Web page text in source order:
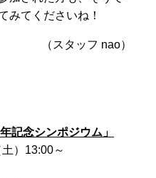
みてくださいね！
（スタッフ nao）
記念シンポジウム」
）13:00～